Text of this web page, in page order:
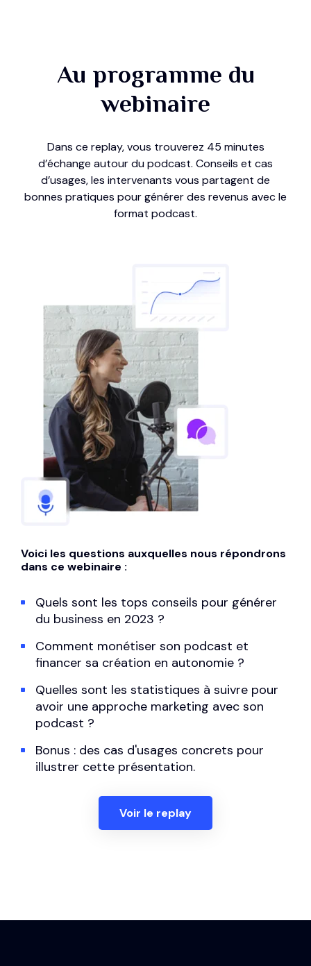
Au programme du
webinaire
Dans ce replay, vous trouverez 45 minutes
d’échange autour du podcast. Conseils et cas
d’usages, les intervenants vous partagent de
bonnes pratiques pour générer des revenus avec le
format podcast.
Voici les questions auxquelles nous répondrons
dans ce webinaire :
Quels sont les tops conseils pour générer
du business en 2023 ?
Comment monétiser son podcast et
financer sa création en autonomie ?
Quelles sont les statistiques à suivre pour
avoir une approche marketing avec son
podcast ?
Bonus : des cas d'usages concrets pour
illustrer cette présentation.
Voir le replay